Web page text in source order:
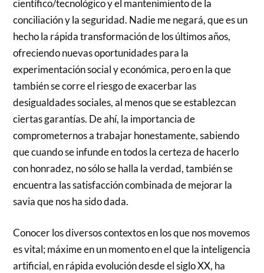
científico/tecnológico y el mantenimiento de la
conciliación y la seguridad. Nadie me negará, que es un
hecho la rápida transformación de los últimos años,
ofreciendo nuevas oportunidades para la
experimentación social y económica, pero en la que
también se corre el riesgo de exacerbar las
desigualdades sociales, al menos que se establezcan
ciertas garantías. De ahí, la importancia de
comprometernos a trabajar honestamente, sabiendo
que cuando se infunde en todos la certeza de hacerlo
con honradez, no sólo se halla la verdad, también se
encuentra las satisfacción combinada de mejorar la
savia que nos ha sido dada.
Conocer los diversos contextos en los que nos movemos
es vital; máxime en un momento en el que la inteligencia
artificial, en rápida evolución desde el siglo XX, ha